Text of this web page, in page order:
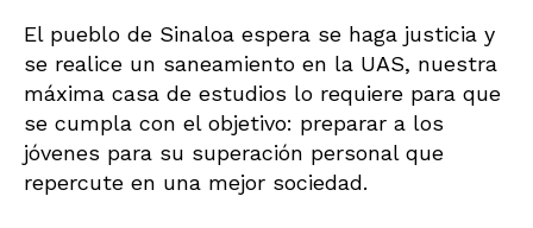
El pueblo de Sinaloa espera se haga justicia y
se realice un saneamiento en la UAS, nuestra
máxima casa de estudios lo requiere para que
se cumpla con el objetivo: preparar a los
jóvenes para su superación personal que
repercute en una mejor sociedad.